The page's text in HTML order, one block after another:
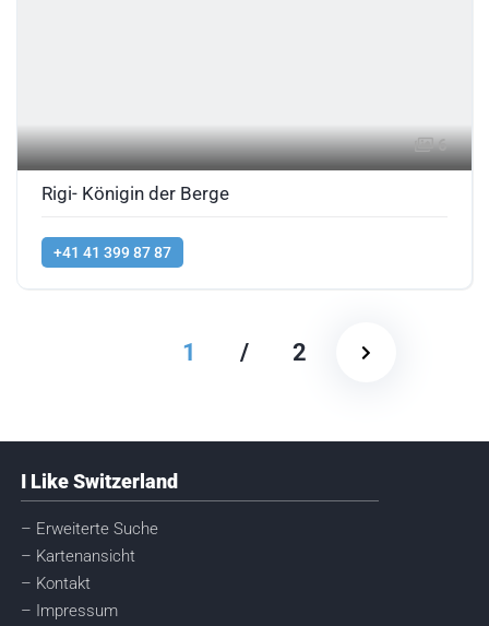
6
Rigi- Königin der Berge
+41 41 399 87 87
1 / 2
I Like Switzerland
– Erweiterte Suche
– Kartenansicht
– Kontakt
– Impressum